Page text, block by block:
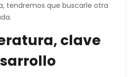
tendremos que buscarle otra
clave